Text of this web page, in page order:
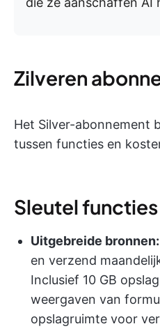
Zilveren
Het Silver-abonnement
tussen functies en
Sleutel functies
Uitgebreide bronnen:
en verzend
Inclusief 10 GB
weergaven van
opslagruimte voor